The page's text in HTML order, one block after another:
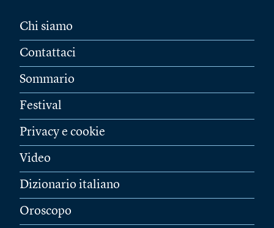
Chi siamo
Contattaci
Sommario
Festival
Privacy e cookie
Video
Dizionario italiano
Oroscopo